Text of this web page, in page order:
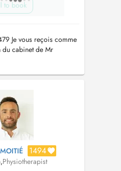
to book
Je vous reçois comme
cabinet de Mr
Rue Jean Engling
: - les mardi et
depuis p...
1494
,Physiotherapist